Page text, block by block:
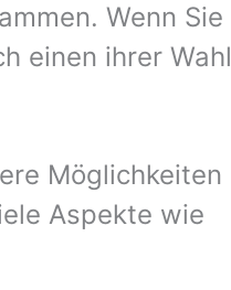
Wenn Sie
einen ihrer Wahl
Möglichkeiten
Aspekte wie